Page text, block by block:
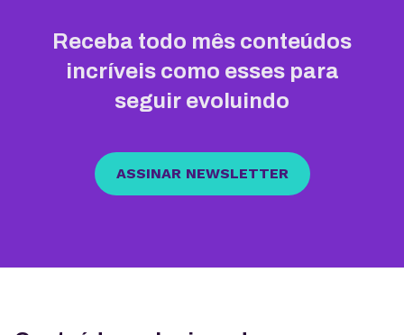
Receba todo mês conteúdos
incríveis como esses para
seguir evoluindo
ASSINAR NEWSLETTER